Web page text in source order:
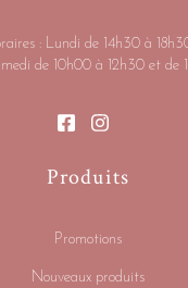
: Lundi de 14h30 à
de 10h00 à 12h30 et de
Produits
Promotions
Nouveaux produits